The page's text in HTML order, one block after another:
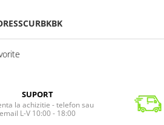
SUPORT
la achizitie - telefon sau
email L-V 10:00 - 18:00